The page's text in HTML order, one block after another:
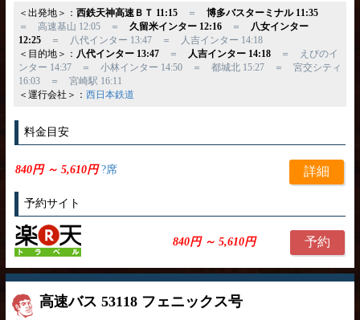
＜出発地＞： 西鉄天神高速ＢＴ 11:15＝ 博多バスターミナル 11:35
＝ 高速基山 12:05 ＝ 久留米インター 12:16＝
八女インター
12:25＝ 八代インター 13:47 ＝ 人吉インター 14:18
＜目的地＞： 八代インター 13:47＝ 人吉インター 14:18＝ えびのイ
ンター 14:37 ＝ 小林インター 14:50 ＝ 都城北 15:27 ＝ 宮交シティ
16:03 ＝ 宮崎駅 16:11
＜運行会社＞： 西日本鉄道
料金目安
840円 ～ 5,610円?席 詳細
予約サイト
840円 ～ 5,610円 予約
高速バス 53118 フェニックス号